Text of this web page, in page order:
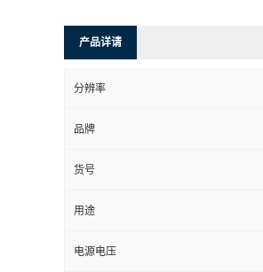
产品详请
分辨率
品牌
货号
用途
电源电压